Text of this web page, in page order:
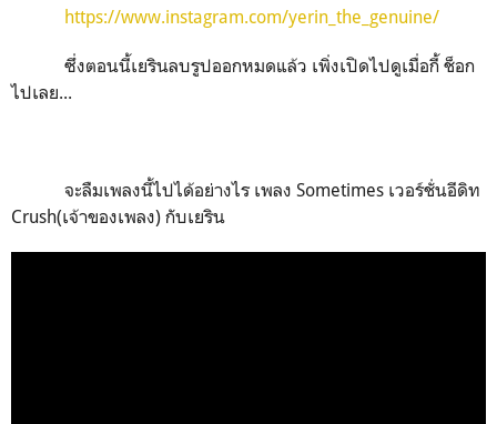
https://www.instagram.com/yerin_the_genuine/
ซึ่งตอนนี้เยรินลบรูปออกหมดแล้ว เพิ่งเปิดไปดูเมื่อกี้ ช็อก
ไปเลย...
จะลืมเพลงนี้ไปได้อย่างไร เพลง Sometimes เวอร์ชั่นอีดิท
Crush(เจ้าของเพลง) กับเยริน